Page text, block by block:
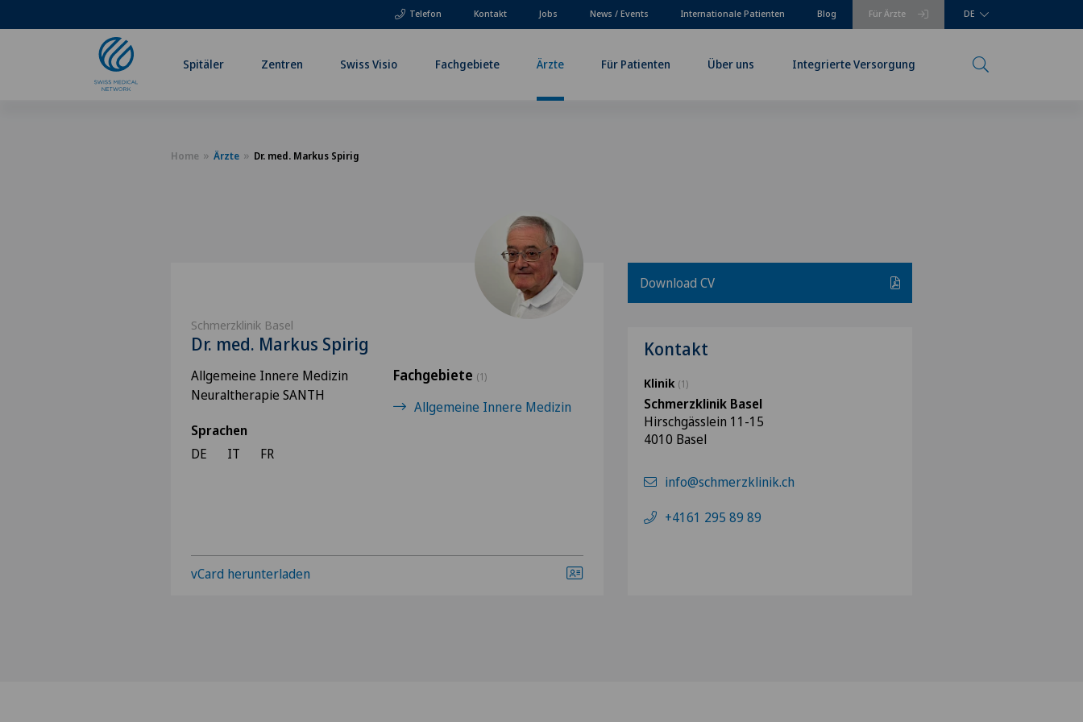
Telefon Für Ärzte
Kontakt Jobs News / Events Internationale Patienten Blog DE
Spitäler Zentren Swiss Visio Fachgebiete Ärzte Für Patienten Über uns Integrierte Versorgung
Home Ärzte Dr. med. Markus Spirig
Schmerzklinik Basel
Dr. med. Markus Spirig
Allgemeine Innere Medizin
Neuraltherapie SANTH
Sprachen
DE
IT FR
Fachgebiete (1)
Allgemeine Innere Medizin
vCard herunterladen
Download CV
Kontakt
Klinik (1)
Schmerzklinik Basel
Hirschgässlein 11-15
4010 Basel
info@schmerzklinik.ch
+4161 295 89 89